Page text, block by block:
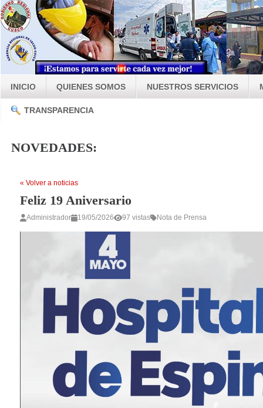
INICIO QUIENES SOMOS NUESTROS SERVICIOS
TRANSPARENCIA
NOVEDADES:
« Volver a noticias
Feliz 19 Aniversario
Administrador 19/05/2026 97 vistas Nota de Prensa